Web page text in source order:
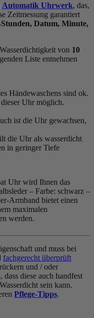
Automatik Uhrwerk, das,
Zeitmessung garantiert
Stunden, Datum, Minute,
von 10
Liste entnehmen
Händewaschens sind ok.
Uhr möglich.
ist die Uhr gewachsen,
die Uhr als wasserdicht
in geringer Tiefe
Uhr wird Ihnen das
– Farbe: schwarz –
Armband bietet einen
maximalen
werden.
und muss bei
fachgerecht überprüft
und / oder
diese auch handfest
sein kann.
Pflege-Tipps.